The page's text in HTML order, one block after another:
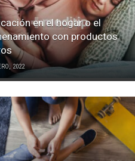
en el hogar o el
con productos
2022